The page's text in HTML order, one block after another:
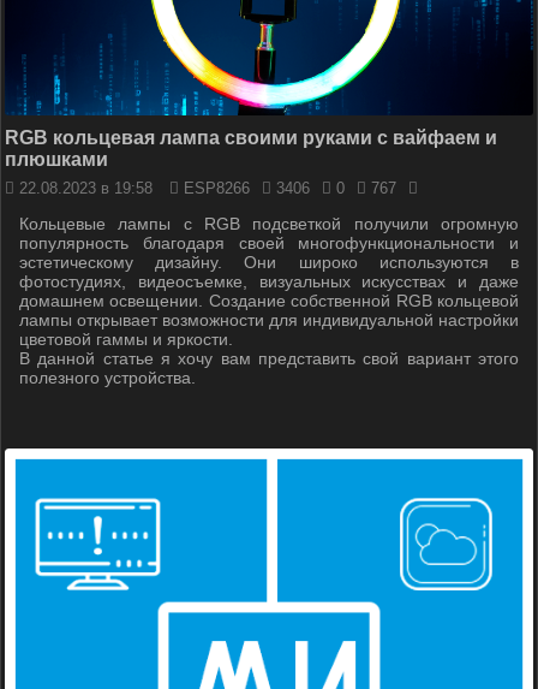
RGB кольцевая лампа своими руками с вайфаем и
плюшками
22.08.2023 в 19:58 ESP8266 3406 0 767
Кольцевые лампы с RGB подсветкой получили огромную
популярность благодаря своей многофункциональности и
эстетическому дизайну. Они широко используются в
фотостудиях, видеосъемке, визуальных искусствах и даже
домашнем освещении. Создание собственной RGB кольцевой
лампы открывает возможности для индивидуальной настройки
цветовой гаммы и яркости.
В данной статье я хочу вам представить свой вариант этого
полезного устройства.